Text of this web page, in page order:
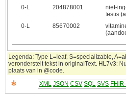
0‑L 204878001
niet-
testis
0‑L 85670002
Legenda: Type L=leaf, S=specializable,
veronderstelt tekst in originalText. HL7v3:
plaats van in @code.
XML JSON CSV SQL SVS FHIR